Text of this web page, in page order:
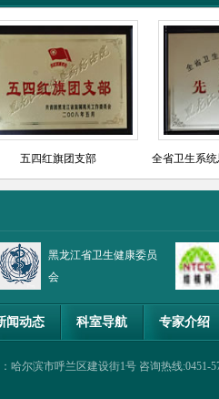
黑龙江省卫生健康委员
会
闻动态 科室导航 专家介绍
尔滨市呼兰区建设街1号 咨询热线:0451-